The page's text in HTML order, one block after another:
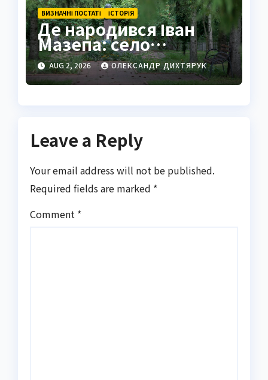
ВИЗНАЧНІ ПОСТАТІ ІСТОРІЯ
Де народився Іван
Мазепа: село
Мазепинці та корені
легендарного
гетьмана
AUG 2, 2026 ОЛЕКСАНДР ДИХТЯРУК
Leave a Reply
Your email address will not be published.
Required fields are marked *
Comment *